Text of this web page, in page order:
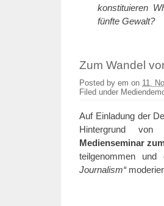
konstituieren
fünfte Gewalt?
Zum Wandel
Posted by em on 11.
Filed under
Auf Einladung der
Hintergrund von
Medienseminar
teilgenommen
Journalism“